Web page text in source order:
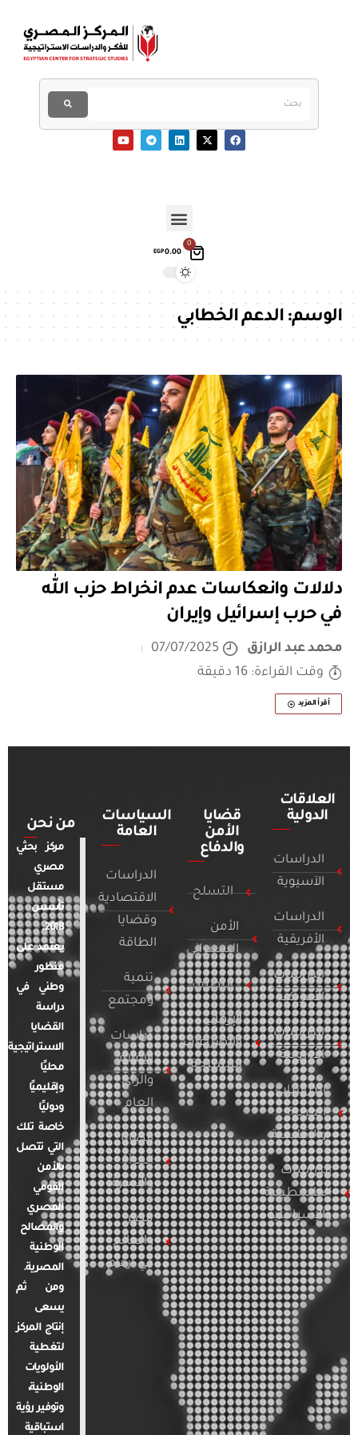
0
EGP0.00
الوسم:الدعم الخطابي
دلالات وانعكاسات عدم انخراط حزب الله
في حرب إسرائيل وإيران
محمد عبد الرازق
07/07/2025
وقت القراءة: 16 دقيقة
أقرأ المزيد
العلاقات
الدولية
الدراسات
الآسيوية
الدراسات
الأفريقية
الدراسات
الأمريكية
الدراسات
الأوروبية
الدراسات
العربية
والإقليمية
الدراسات
الفلسطينية
والإسرائيلية
قضايا
الأمن
والدفاع
التسلح
الأمن
السيبراني
التطرف
الإرهاب
والصراعات
المسلحة
السياسات
العامة
الدراسات
الاقتصادية
وقضايا
الطاقة
تنمية
ومجتمع
دراسات
الإعلام
والرأي
العام
قضايا
المرأة
والأسرة
مصر
والعالم
في أرقام
من نحن
مركز بحثي
مصري
مستقل
تأسس
2018.
يعتمد على
منظور
وطني في
دراسة
القضايا
الاستراتيجية
محليًا
وإقليميًا
ودوليًا
خاصة تلك
التي تتصل
بالأمن
القومي
المصري
والمصالح
الوطنية
المصرية.
ومن ثم
يسعى
إنتاج المركز
لتغطية
الأولويات
الوطنية،
وتوفير رؤية
استباقية